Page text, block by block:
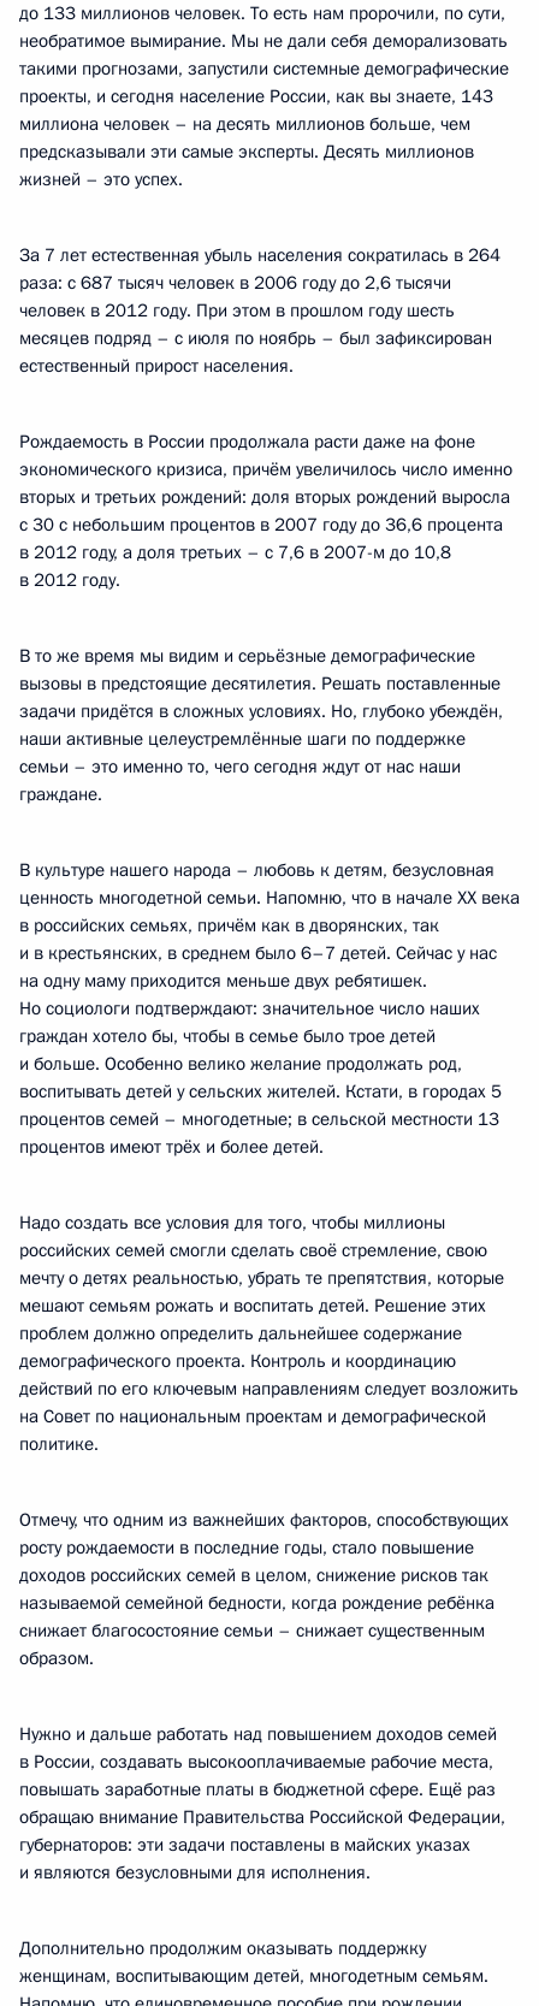
до 133 миллионов человек. То есть нам пророчили, по сути,
необратимое вымирание. Мы не дали себя деморализовать
такими прогнозами, запустили системные демографические
проекты, и сегодня население России, как вы знаете, 143
миллиона человек – на десять миллионов больше, чем
предсказывали эти самые эксперты. Десять миллионов
жизней – это успех.
За 7 лет естественная убыль населения сократилась в 264
раза: с 687 тысяч человек в 2006 году до 2,6 тысячи
человек в 2012 году. При этом в прошлом году шесть
месяцев подряд – с июля по ноябрь – был зафиксирован
естественный прирост населения.
Рождаемость в России продолжала расти даже на фоне
экономического кризиса, причём увеличилось число именно
вторых и третьих рождений: доля вторых рождений выросла
с 30 с небольшим процентов в 2007 году до 36,6 процента
в 2012 году, а доля третьих – с 7,6 в 2007-м до 10,8
в 2012 году.
В то же время мы видим и серьёзные демографические
вызовы в предстоящие десятилетия. Решать поставленные
задачи придётся в сложных условиях. Но, глубоко убеждён,
наши активные целеустремлённые шаги по поддержке
семьи – это именно то, чего сегодня ждут от нас наши
граждане.
В культуре нашего народа – любовь к детям, безусловная
ценность многодетной семьи. Напомню, что в начале XX века
в российских семьях, причём как в дворянских, так
и в крестьянских, в среднем было 6–7 детей. Сейчас у нас
на одну маму приходится меньше двух ребятишек.
Но социологи подтверждают: значительное число наших
граждан хотело бы, чтобы в семье было трое детей
и больше. Особенно велико желание продолжать род,
воспитывать детей у сельских жителей. Кстати, в городах 5
процентов семей – многодетные; в сельской местности 13
процентов имеют трёх и более детей.
Надо создать все условия для того, чтобы миллионы
российских семей смогли сделать своё стремление, свою
мечту о детях реальностью, убрать те препятствия, которые
мешают семьям рожать и воспитать детей. Решение этих
проблем должно определить дальнейшее содержание
демографического проекта. Контроль и координацию
действий по его ключевым направлениям следует возложить
на Совет по национальным проектам и демографической
политике.
Отмечу, что одним из важнейших факторов, способствующих
росту рождаемости в последние годы, стало повышение
доходов российских семей в целом, снижение рисков так
называемой семейной бедности, когда рождение ребёнка
снижает благосостояние семьи – снижает существенным
образом.
Нужно и дальше работать над повышением доходов семей
в России, создавать высокооплачиваемые рабочие места,
повышать заработные платы в бюджетной сфере. Ещё раз
обращаю внимание Правительства Российской Федерации,
губернаторов: эти задачи поставлены в майских указах
и являются безусловными для исполнения.
Дополнительно продолжим оказывать поддержку
женщинам, воспитывающим детей, многодетным семьям.